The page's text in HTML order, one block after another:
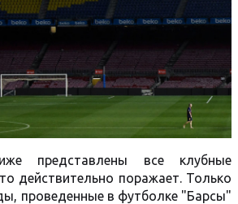
представлены все клубные
действительно поражает. Только
проведенные в футболке "Барсы"